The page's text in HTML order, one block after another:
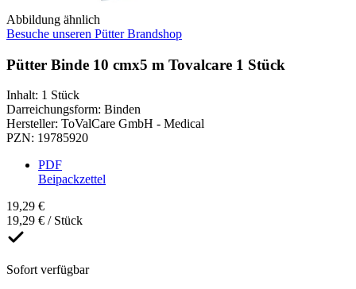
Abbildung ähnlich
Besuche unseren Pütter Brandshop
Pütter Binde 10 cmx5 m Tovalcare 1 Stück
Inhalt: 1 Stück
Darreichungsform: Binden
Hersteller: ToValCare GmbH - Medical
PZN: 19785920
PDF
Beipackzettel
19,29 €
19,29 € / Stück
Sofort verfügbar